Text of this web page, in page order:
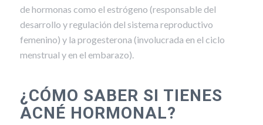
de hormonas como el estrógeno (responsable del
desarrollo y regulación del sistema reproductivo
femenino) y la progesterona (involucrada en el ciclo
menstrual y en el embarazo).
¿CÓMO SABER SI TIENES
ACNÉ HORMONAL?